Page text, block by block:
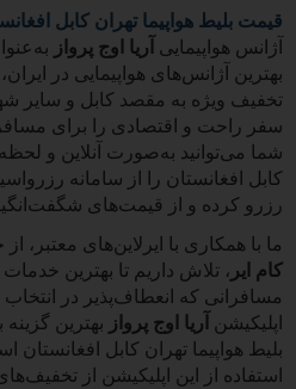
قیمت بلیط هواپیما تهران کابل
آژانس هواپیمایی آریا اوج پرواز
بهترین آژانس‌های هواپیمایی در
تخفیف ویژه به مقصد کابل و سایر
سفر راحت و اقتصادی را برای
شما می‌توانید به‌صورت آنلاین و
کابل افغانستان را از سامانه
رزرو کرده و از قیمت‌های
ما با همکاری با ایرلاین‌های معتبر، از
کام ایر ، تلاش داریم تا بهترین
مسافرانی که انعطاف‌پذیر در
اپلیکیشن آریا اوج پرواز بهترین
بلیط هواپیما تهران کابل افغانستان
استفاده از این اپلیکیشن از